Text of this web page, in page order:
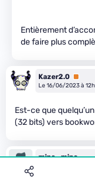
Entièrement
de faire plus
Kazer2.0 Premium
Le 16/06/2023 à
Est-ce que
(32 bits) vers
mips_mips